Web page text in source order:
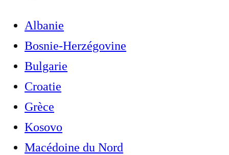
Albanie
Bosnie-Herzégovine
Bulgarie
Croatie
Grèce
Kosovo
Macédoine du Nord